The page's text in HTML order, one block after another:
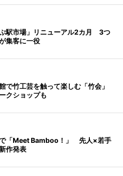
駅市場」リニューアル2カ月 3つ
集客に一役
で竹工芸を触って楽しむ「竹会」
クショップも
「Meet Bamboo！」 先人×若手
作発表